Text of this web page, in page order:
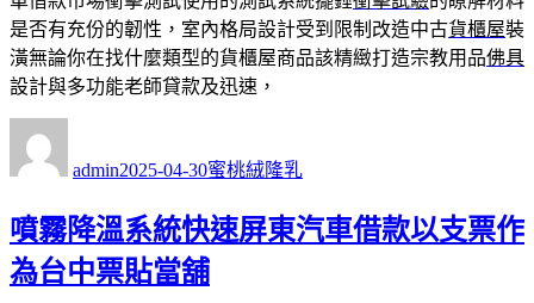
是否有充份的韌性，室內格局設計受到限制改造中古貨櫃屋裝
潢無論你在找什麼類型的貨櫃屋商品該精緻打造宗教用品佛具
設計與多功能老師貸款及迅速，
者
admin佈
期:
2025-04-30類
蜜桃絨隆乳
噴霧降溫系統快速屏東汽車借款以支票作
為台中票貼當舖